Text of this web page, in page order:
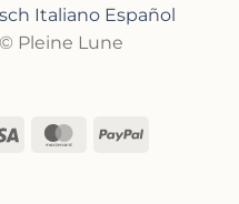
Italiano Español
Pleine Lune
Visa MasterCard
PayPal